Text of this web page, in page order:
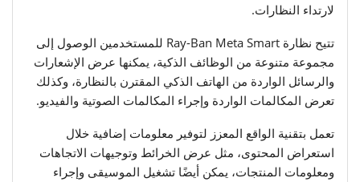
لارتداء النظارات.
تتيح نظارة Ray-Ban Meta Smart للمستخدمين الوصول إلى
مجموعة متنوعة من الوظائف الذكية، يمكنها عرض الإشعارات
والرسائل الواردة من الهاتف الذكي المقترن بالنظارة، وكذلك
تعرض المكالمات الواردة وإجراء المكالمات الصوتية والفيديو.
تعمل بتقنية الواقع المعزز لتوفير معلومات إضافية خلال
استعراض المحتوى، مثل عرض الخرائط وتوجيهات الاتجاهات
ومعلومات المنتجات، يمكن أيضًا تشغيل الموسيقى وإجراء